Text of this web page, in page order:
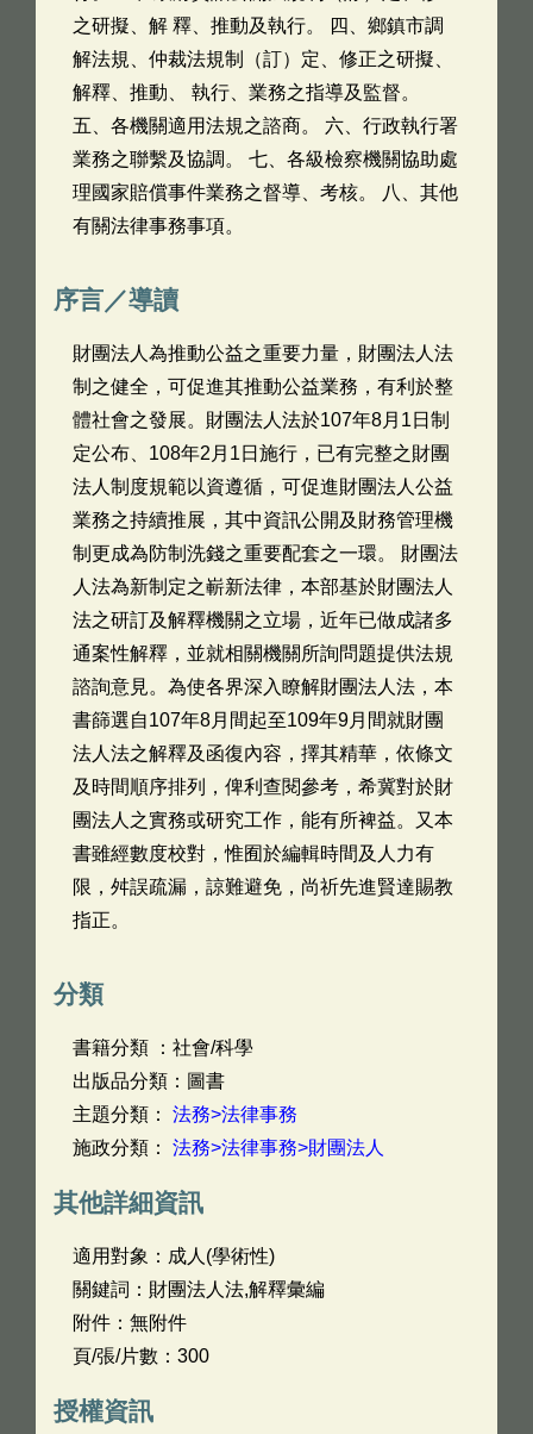
之研擬、解 釋、推動及執行。 四、鄉鎮市調
解法規、仲裁法規制（訂）定、修正之研擬、
解釋、推動、 執行、業務之指導及監督。
五、各機關適用法規之諮商。 六、行政執行署
業務之聯繫及協調。 七、各級檢察機關協助處
理國家賠償事件業務之督導、考核。 八、其他
有關法律事務事項。
序言／導讀
財團法人為推動公益之重要力量，財團法人法
制之健全，可促進其推動公益業務，有利於整
體社會之發展。財團法人法於107年8月1日制
定公布、108年2月1日施行，已有完整之財團
法人制度規範以資遵循，可促進財團法人公益
業務之持續推展，其中資訊公開及財務管理機
制更成為防制洗錢之重要配套之一環。 財團法
人法為新制定之嶄新法律，本部基於財團法人
法之研訂及解釋機關之立場，近年已做成諸多
通案性解釋，並就相關機關所詢問題提供法規
諮詢意見。為使各界深入瞭解財團法人法，本
書篩選自107年8月間起至109年9月間就財團
法人法之解釋及函復內容，擇其精華，依條文
及時間順序排列，俾利查閱參考，希冀對於財
團法人之實務或研究工作，能有所裨益。又本
書雖經數度校對，惟囿於編輯時間及人力有
限，舛誤疏漏，諒難避免，尚祈先進賢達賜教
指正。
分類
書籍分類 ：社會/科學
出版品分類：圖書
主題分類： 法務>法律事務
施政分類： 法務>法律事務>財團法人
其他詳細資訊
適用對象：成人(學術性)
關鍵詞：財團法人法,解釋彙編
附件：無附件
頁/張/片數：300
授權資訊